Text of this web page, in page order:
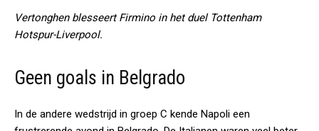
Vertonghen blesseert Firmino in het duel Tottenham
Hotspur-Liverpool.
Geen goals in Belgrado
In de andere wedstrijd in groep C kende Napoli een